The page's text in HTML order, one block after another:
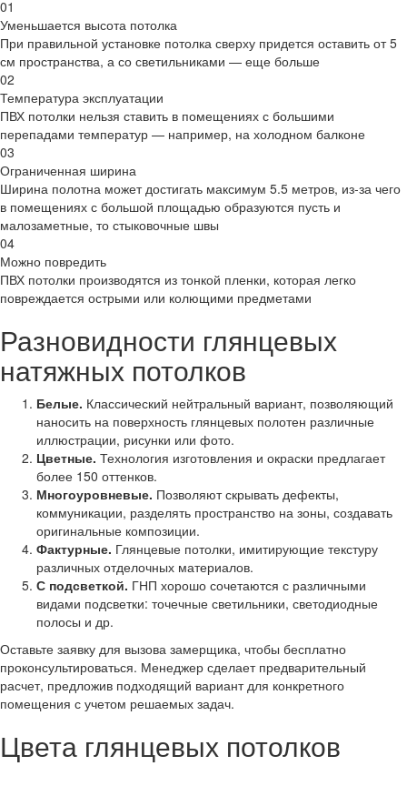
01
Уменьшается высота потолка
При правильной установке потолка сверху придется оставить от 5
см пространства, а со светильниками — еще больше
02
Температура эксплуатации
ПВХ потолки нельзя ставить в помещениях с большими
перепадами температур — например, на холодном балконе
03
Ограниченная ширина
Ширина полотна может достигать максимум 5.5 метров, из-за чего
в помещениях с большой площадью образуются пусть и
малозаметные, то стыковочные швы
04
Можно повредить
ПВХ потолки производятся из тонкой пленки, которая легко
повреждается острыми или колющими предметами
Разновидности глянцевых
натяжных потолков
Белые. Классический нейтральный вариант, позволяющий
наносить на поверхность глянцевых полотен различные
иллюстрации, рисунки или фото.
Цветные. Технология изготовления и окраски предлагает
более 150 оттенков.
Многоуровневые. Позволяют скрывать дефекты,
коммуникации, разделять пространство на зоны, создавать
оригинальные композиции.
Фактурные. Глянцевые потолки, имитирующие текстуру
различных отделочных материалов.
С подсветкой. ГНП хорошо сочетаются с различными
видами подсветки: точечные светильники, светодиодные
полосы и др.
Оставьте заявку для вызова замерщика, чтобы бесплатно
проконсультироваться. Менеджер сделает предварительный
расчет, предложив подходящий вариант для конкретного
помещения с учетом решаемых задач.
Цвета глянцевых потолков